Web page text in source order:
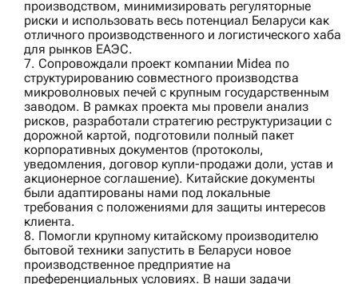
производством, минимизировать регуляторные
риски и использовать весь потенциал Беларуси как
отличного производственного и логистического хаба
для рынков ЕАЭС.
7. Сопровождали проект компании Midea по
структурированию совместного производства
микроволновых печей с крупным государственным
заводом. В рамках проекта мы провели анализ
рисков, разработали стратегию реструктуризации с
дорожной картой, подготовили полный пакет
корпоративных документов (протоколы,
уведомления, договор купли-продажи доли, устав и
акционерное соглашение). Китайские документы
были адаптированы нами под локальные
требования с положениями для защиты интересов
клиента.
8. Помогли крупному китайскому производителю
бытовой техники запустить в Беларуси новое
производственное предприятие на
преференциальных условиях. В наши задачи